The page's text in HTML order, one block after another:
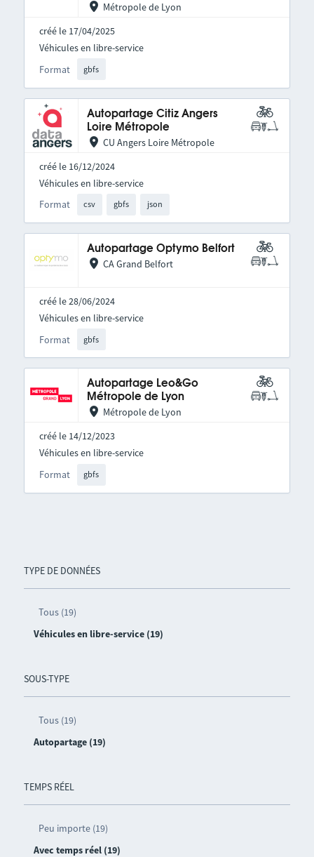
TYPE DE DONNÉES
Tous (19)
Véhicules en libre-service (19)
SOUS-TYPE
Tous (19)
Autopartage (19)
TEMPS RÉEL
Peu importe (19)
Avec temps réel (19)
Métropole de Lyon
créé le 17/04/2025
Format gbfs
Véhicules en libre-service
Autopartage Citiz Angers
Loire Métropole
CU Angers Loire Métropole
créé le 16/12/2024
Format csv gbfs json
Véhicules en libre-service
Autopartage Optymo Belfort
CA Grand Belfort
créé le 28/06/2024
Format gbfs
Véhicules en libre-service
Autopartage Leo&Go
Métropole de Lyon
Métropole de Lyon
créé le 14/12/2023
Format gbfs
Véhicules en libre-service